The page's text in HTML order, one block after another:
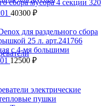
электрические
пушки
сбора мусора 4 секции 320
40300 ₽
c 4-мя большими
12500 ₽